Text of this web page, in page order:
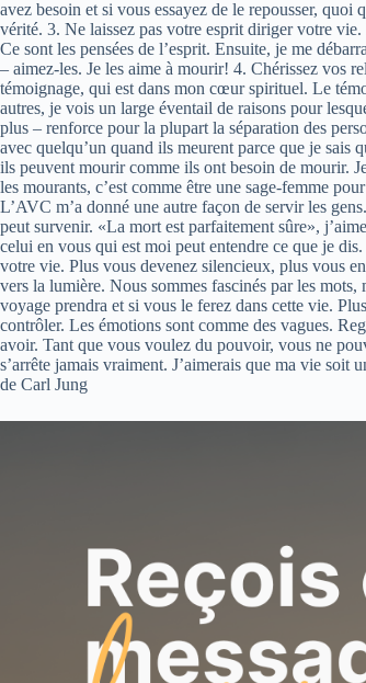
avez besoin et si vous essayez de le repousser,
vérité. 3. Ne laissez pas votre esprit diriger votre
Ce sont les pensées de l’esprit. Ensuite, je me
– aimez-les. Je les aime à mourir! 4. Chérissez vos
témoignage, qui est dans mon cœur spirituel. Le
autres, je vois un large éventail de raisons pour
plus – renforce pour la plupart la séparation des
avec quelqu’un quand ils meurent parce que je sais
ils peuvent mourir comme ils ont besoin de mourir.
les mourants, c’est comme être une sage-femme
L’AVC m’a donné une autre façon de servir les
peut survenir. «La mort est parfaitement sûre»,
celui en vous qui est moi peut entendre ce que je
votre vie. Plus vous devenez silencieux, plus vous
vers la lumière. Nous sommes fascinés par les
voyage prendra et si vous le ferez dans cette vie.
contrôler. Les émotions sont comme des vagues.
avoir. Tant que vous voulez du pouvoir, vous ne
s’arrête jamais vraiment. J’aimerais que ma vie
de Carl Jung